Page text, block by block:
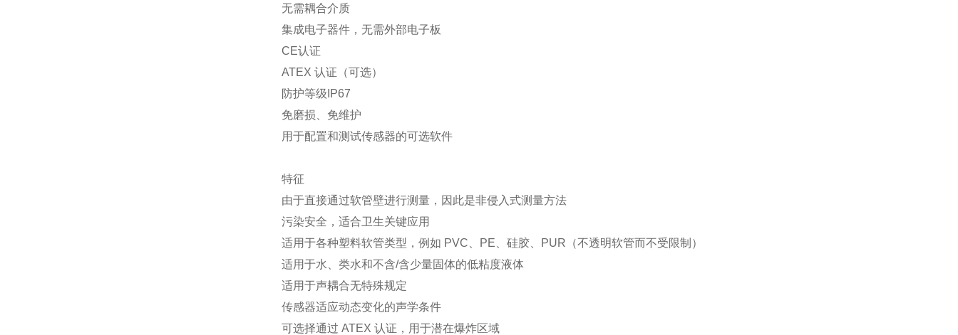
无需耦合介质
集成电子器件，无需外部电子板
CE认证
ATEX 认证（可选）
防护等级IP67
免磨损、免维护
用于配置和测试传感器的可选软件
特征
由于直接通过软管壁进行测量，因此是非侵入式测量方法
污染安全，适合卫生关键应用
适用于各种塑料软管类型，例如 PVC、PE、硅胶、PUR（不透明软管而不受限制）
适用于水、类水和不含/含少量固体的低粘度液体
适用于声耦合无特殊规定
传感器适应动态变化的声学条件
可选择通过 ATEX 认证，用于潜在爆炸区域